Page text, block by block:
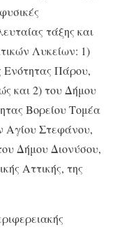
τάξης και
Λυκείων: 1)
Ενότητας Πάρου,
και 2) του Δήμου
Βορείου Τομέα
Αγίου Στεφάνου,
Δήμου Διονύσου,
Αττικής, της